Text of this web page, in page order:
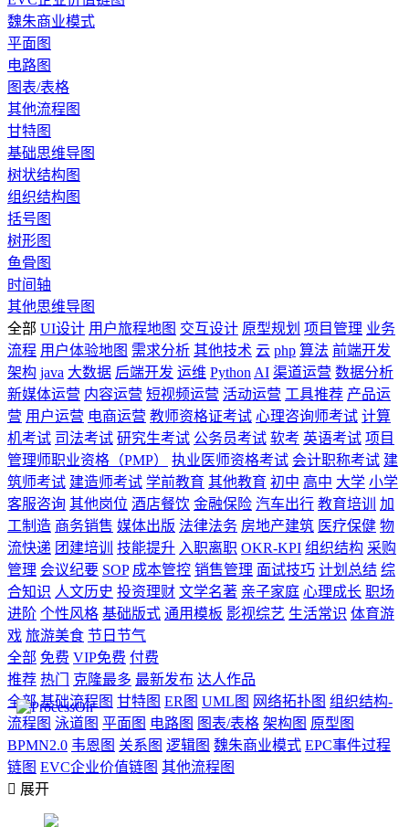
魏朱商业模式
平面图
电路图
图表/表格
其他流程图
甘特图
基础思维导图
树状结构图
组织结构图
括号图
树形图
鱼骨图
时间轴
其他思维导图
全部 UI设计 用户旅程地图 交互设计 原型规划 项目管理 业务
流程 用户体验地图 需求分析 其他技术 云 php 算法 前端开发
架构 java 大数据 后端开发 运维 Python AI 渠道运营 数据分析
新媒体运营 内容运营 短视频运营 活动运营 工具推荐 产品运
营 用户运营 电商运营 教师资格证考试 心理咨询师考试 计算
机考试 司法考试 研究生考试 公务员考试 软考 英语考试 项目
管理师职业资格（PMP）
执业医师资格考试 会计职称考试 建
筑师考试 建造师考试 学前教育 其他教育 初中 高中 大学 小学
客服咨询 其他岗位 酒店餐饮 金融保险 汽车出行 教育培训
加
工制造 商务销售 媒体出版 法律法务 房地产建筑 医疗保健 物
流快递 团建培训 技能提升 入职离职 OKR-KPI 组织结构 采购
管理 会议纪要 SOP 成本管控 销售管理 面试技巧 计划总结 综
合知识 人文历史 投资理财 文学名著 亲子家庭 心理成长 职场
进阶 个性风格 基础版式 通用模板 影视综艺 生活常识 体育游
戏 旅游美食 节日节气
全部 免费 VIP免费 付费
推荐 热门 克隆最多 最新发布 达人作品
全部 基础流程图 甘特图 ER图 UML图 网络拓扑图 组织结构-
流程图 泳道图 平面图 电路图 图表/表格 架构图 原型图
BPMN2.0 韦恩图 关系图 逻辑图 魏朱商业模式 EPC事件过程
链图 EVC企业价值链图 其他流程图
 展开